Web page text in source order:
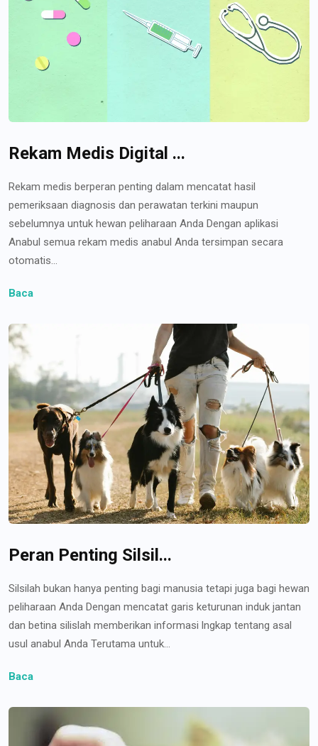
Rekam Medis Digital ...
Rekam medis berperan penting dalam mencatat hasil
pemeriksaan diagnosis dan perawatan terkini maupun
sebelumnya untuk hewan peliharaan Anda Dengan aplikasi
Anabul semua rekam medis anabul Anda tersimpan secara
otomatis...
Baca
Peran Penting Silsil...
Silsilah bukan hanya penting bagi manusia tetapi juga bagi hewan
peliharaan Anda Dengan mencatat garis keturunan induk jantan
dan betina silislah memberikan informasi lngkap tentang asal
usul anabul Anda Terutama untuk...
Baca